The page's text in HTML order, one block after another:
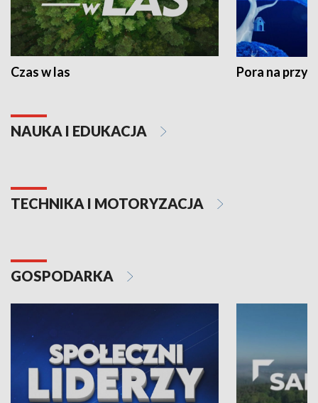
Czas w las Pora na
NAUKA I EDUKACJA
TECHNIKA I MOTORYZACJA
GOSPODARKA